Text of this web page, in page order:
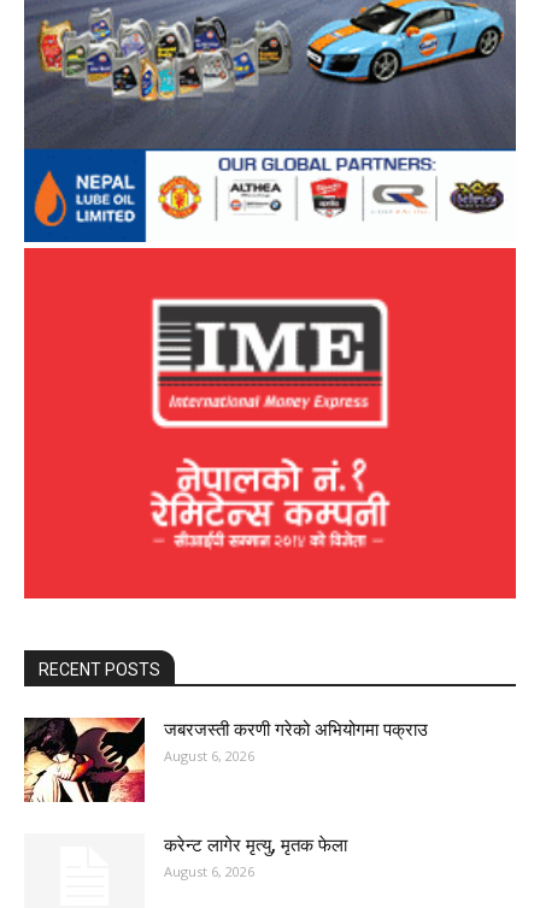
RECENT POSTS
जबरजस्ती करणी गरेको अभियोगमा पक्राउ
August 6, 2026
करेन्ट लागेर मृत्यु, मृतक फेला
August 6, 2026